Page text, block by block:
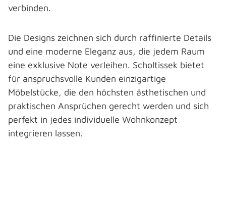
verbinden.
Die Designs zeichnen sich durch raffinierte Details
und eine moderne Eleganz aus, die jedem Raum
eine exklusive Note verleihen. Scholtissek bietet
für anspruchsvolle Kunden einzigartige
Möbelstücke, die den höchsten ästhetischen und
praktischen Ansprüchen gerecht werden und sich
perfekt in jedes individuelle Wohnkonzept
integrieren lassen.